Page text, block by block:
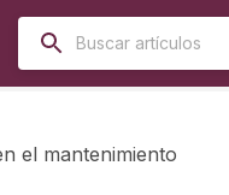
el mantenimiento